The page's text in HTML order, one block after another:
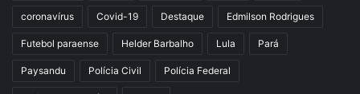
coronavírus Covid-19 Destaque Edmilson Rodrigues
Futebol paraense Helder Barbalho Lula Pará
Paysandu Polícia Civil Polícia Federal